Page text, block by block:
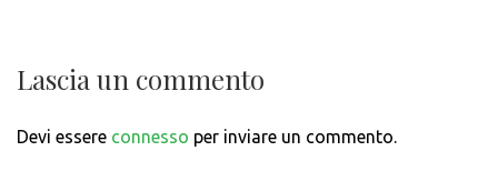
Lascia un commento
Devi essere connesso per inviare un commento.